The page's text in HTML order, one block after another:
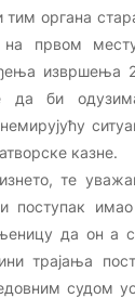
органа
првом
извршења
да би
казне.
те
поступак
да он а
трајања
судом